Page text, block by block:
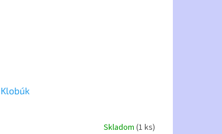
Klobúk
Skladom (1 ks)